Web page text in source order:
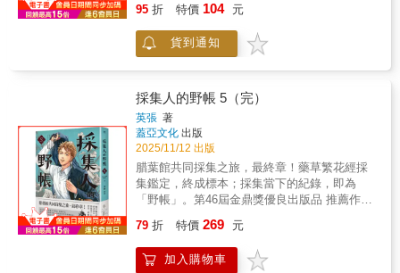
少年，那個單純因為喜歡就去做的年代——我
╱歌手感謝小莊幫我們大家用漫畫的方式記錄
下來，我們那一代的青春，從音樂、電影到棒
球與街景，都是共同的記憶。――黃威融╱跨
界編輯人，曾任《Shopping Design》和《小日
子》總編輯有愛推薦――柯一正（導演）吳念
真（導演、作家、演員）陳玉勳（導演）金智
娟（娃娃，歌手）黃威融（跨界編輯人，
《Shopping Design》和《小日子》總編輯）歐
陽靖（作家、演員）《80年代事件簿1＋2》在
出版十年後，以全新「典藏精裝合訂本」再度
推出。這兩部作品記錄了導演兼漫畫家小莊從
個人記憶出發的青春軌跡，串連起1980年代台
灣的街頭風景、文化符號與世代情感——從光
華商場、錄影帶出租店、電玩機台、錄音帶、
漫畫書，到家庭與夢想的日常片段。畫面如電
餘韻，改變了台下整盤計劃。縱使，他知道自
己的下場……陳某繼【不是人】之後，再度呈
現一個縱橫幻想與史實的三國時代……
95 折 特價 104 元
貨到通知
採集人的野帳 5（完）
英張 著
蓋亞文化 出版
2025/11/12 出版
腊葉館共同採集之旅，最終章！藥草繁花經採
集鑑定，終成標本；採集當下的紀錄，即為
「野帳」。第46屆金鼎獎優良出版品 推薦作品
修，臺灣首部植物採集漫畫，歷時五年感動完
結。在探索未知植物的領域裡，成為能憑依前
行的微光。東臺灣，花蓮太魯閣峽谷，岩層紋
79 折 特價 269 元
加入購物車